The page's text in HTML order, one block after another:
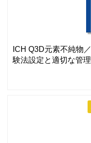
ICH Q3D元素不純物
験法設定と適切な管